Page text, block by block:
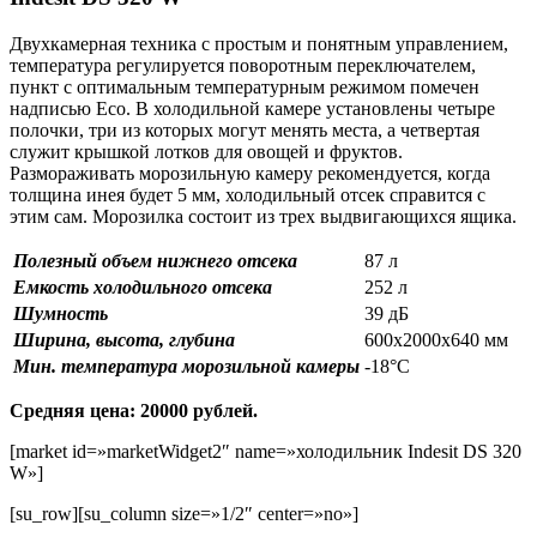
Двухкамерная техника с простым и понятным управлением,
температура регулируется поворотным переключателем,
пункт с оптимальным температурным режимом помечен
надписью Eco. В холодильной камере установлены четыре
полочки, три из которых могут менять места, а четвертая
служит крышкой лотков для овощей и фруктов.
Размораживать морозильную камеру рекомендуется, когда
толщина инея будет 5 мм, холодильный отсек справится с
этим сам. Морозилка состоит из трех выдвигающихся ящика.
Полезный объем нижнего отсека
87 л
Емкость холодильного отсека
252 л
Шумность
39 дБ
Ширина, высота, глубина
600х2000х640 мм
Мин. температура морозильной камеры -18°С
Средняя цена: 20000 рублей.
[market id=»marketWidget2″ name=»холодильник Indesit DS 320
W»]
[su_row][su_column size=»1/2″ center=»no»]